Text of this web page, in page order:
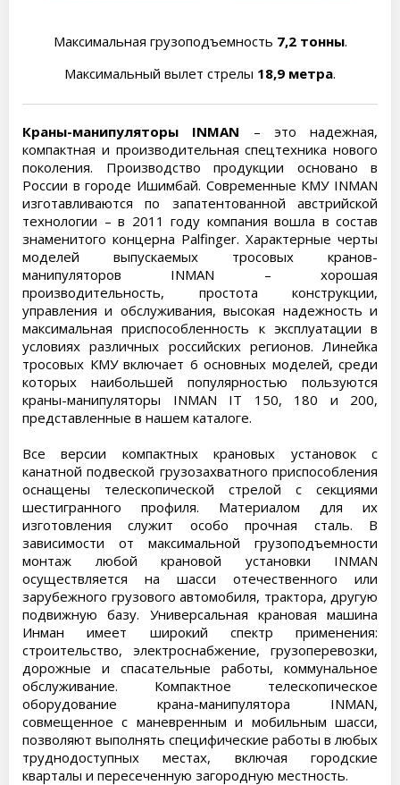
Максимальная грузоподъемность 7,2 тонны.
Максимальный вылет стрелы 18,9 метра.
Краны-манипуляторы INMAN – это надежная,
компактная и производительная спецтехника нового
поколения. Производство продукции основано в
России в городе Ишимбай. Современные КМУ INMAN
изготавливаются по запатентованной австрийской
технологии – в 2011 году компания вошла в состав
знаменитого концерна Palfinger. Характерные черты
моделей выпускаемых тросовых кранов-
манипуляторов INMAN – хорошая
производительность, простота конструкции,
управления и обслуживания, высокая надежность и
максимальная приспособленность к эксплуатации в
условиях различных российских регионов. Линейка
тросовых КМУ включает 6 основных моделей, среди
которых наибольшей популярностью пользуются
краны-манипуляторы INMAN IT 150, 180 и 200,
представленные в нашем каталоге.
Все версии компактных крановых установок с
канатной подвеской грузозахватного приспособления
оснащены телескопической стрелой с секциями
шестигранного профиля. Материалом для их
изготовления служит особо прочная сталь. В
зависимости от максимальной грузоподъемности
монтаж любой крановой установки INMAN
осуществляется на шасси отечественного или
зарубежного грузового автомобиля, трактора, другую
подвижную базу. Универсальная крановая машина
Инман имеет широкий спектр применения:
строительство, электроснабжение, грузоперевозки,
дорожные и спасательные работы, коммунальное
обслуживание. Компактное телескопическое
оборудование крана-манипулятора INMAN,
совмещенное с маневренным и мобильным шасси,
позволяют выполнять специфические работы в любых
труднодоступных местах, включая городские
кварталы и пересеченную загородную местность.